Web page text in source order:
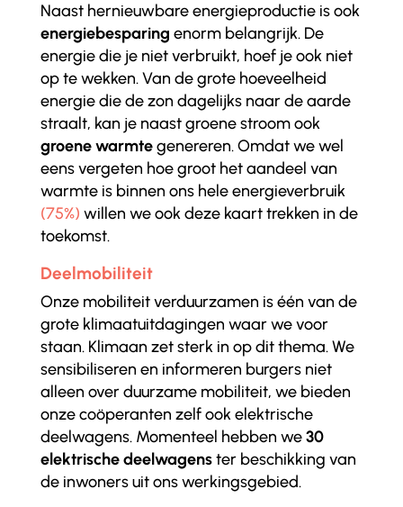
Naast hernieuwbare energieproductie is ook
energiebesparing enorm belangrijk. De
energie die je niet verbruikt, hoef je ook niet
op te wekken. Van de grote hoeveelheid
energie die de zon dagelijks naar de aarde
straalt, kan je naast groene stroom ook
groene warmtegenereren. Omdat we wel
eens vergeten hoe groot het aandeel van
warmte is binnen ons hele energieverbruik
(75%) willen we ook deze kaart trekken in de
toekomst.
Deelmobiliteit
Onze mobiliteit verduurzamen is één van de
grote klimaatuitdagingen waar we voor
staan. Klimaan zet sterk in op dit thema. We
sensibiliseren en informeren burgers niet
alleen over duurzame mobiliteit, we bieden
onze coöperanten zelf ook elektrische
deelwagens. Momenteel hebben we30
elektrische deelwagenster beschikking van
de inwoners uit ons werkingsgebied.